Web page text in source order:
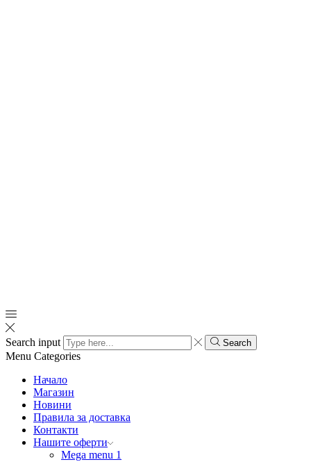
Search input Search
Menu Categories
Начало
Магазин
Новини
Правила за доставка
Контакти
Нашите оферти
Mega menu 1